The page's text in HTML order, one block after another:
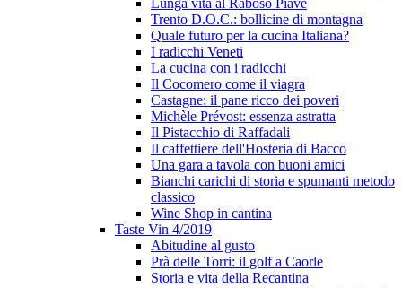
Lunga vita al Raboso Piave
Trento D.O.C.: bollicine di montagna
Quale futuro per la cucina Italiana?
I radicchi Veneti
La cucina con i radicchi
Il Cocomero come il viagra
Castagne: il pane ricco dei poveri
Michèle Prévost: essenza astratta
Il Pistacchio di Raffadali
Il caffettiere dell'Hosteria di Bacco
Una gara a tavola con buoni amici
Bianchi carichi di storia e spumanti metodo
classico
Wine Shop in cantina
Taste Vin 4/2019
Abitudine al gusto
Prà delle Torri: il golf a Caorle
Storia e vita della Recantina